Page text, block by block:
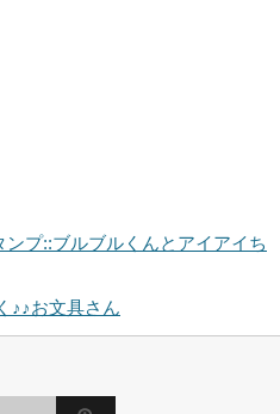
プ::ブルブルくんとアイアイち
♪♪お文具さん